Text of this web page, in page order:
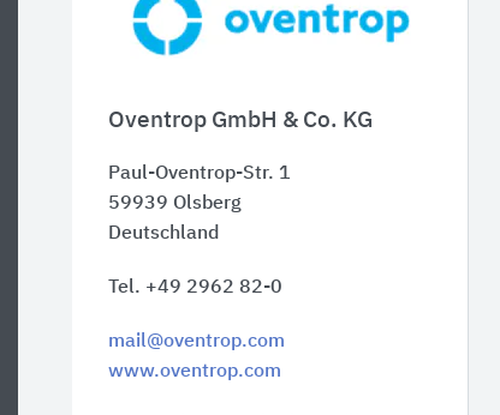
Oventrop GmbH & Co. KG
Paul-Oventrop-Str. 1
59939 Olsberg
Deutschland
Tel. +49 2962 82-0
mail@oventrop.com
www.oventrop.com